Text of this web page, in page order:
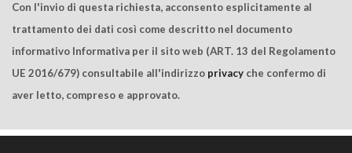
Con l'invio di questa richiesta, acconsento esplicitamente al
trattamento dei dati così come descritto nel documento
informativo Informativa per il sito web (ART. 13 del Regolamento
UE 2016/679) consultabile all'indirizzo privacy che confermo di
aver letto, compreso e approvato.